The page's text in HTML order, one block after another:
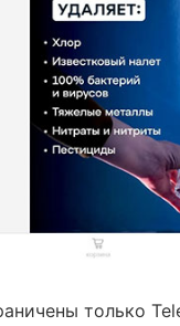
только